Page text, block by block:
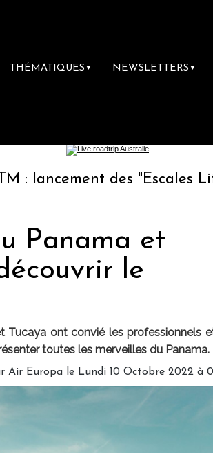
THÉMATIQUES ▼ NEWSLETTERS ▼
des "Escales
Panama et
le
Tucaya ont convié les professionnels
toutes les merveilles du Panama.
Air Europa le Lundi 10 Octobre 2022 à